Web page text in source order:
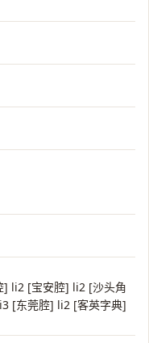
li2 [宝安腔] li2 [沙头角
[东莞腔] li2 [客英字典]